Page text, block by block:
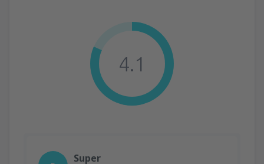
4.1
Super